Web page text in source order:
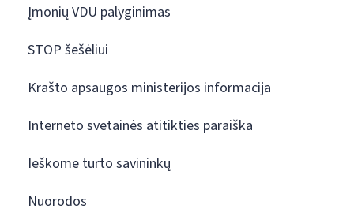
Įmonių VDU palyginimas
STOP šešėliui
Krašto apsaugos ministerijos informacija
Interneto svetainės atitikties paraiška
Ieškome turto savininkų
Nuorodos